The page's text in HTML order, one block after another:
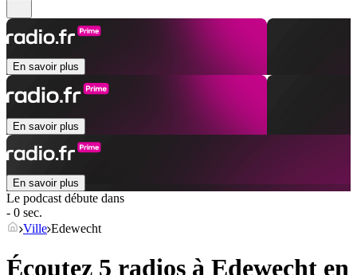
En savoir plus
En savoir plus
En savoir plus
Le podcast débute dans
- 0 sec.
Ville Edewecht
Écoutez 5 radios à Edewecht en